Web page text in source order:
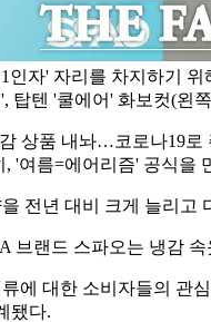
인자' 자리를 차지하기
탑텐 '쿨에어' 화보컷(왼
상품 내놔…코로나19로
, '여름=에어리즘' 공식을
전년 대비 크게 늘리고
브랜드 스파오는 냉감
에 대한 소비자들의 관
됐다.